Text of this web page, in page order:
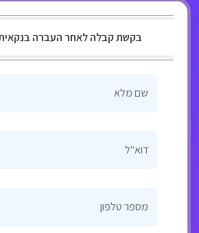
בקשת קבלה לאחר העברה בנקאית
שם מלא
דוא"ל
מספר טלפון